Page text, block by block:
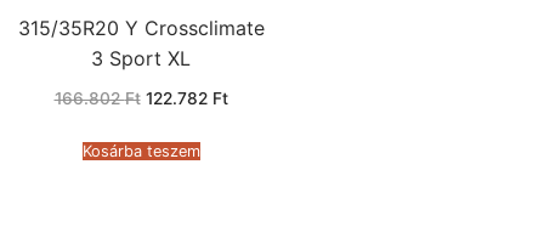
315/35R20 Y Crossclimate
3 Sport XL
166.802Ft Original
166.802 Ft.
122.782 FtCurrent
Kosárba teszem